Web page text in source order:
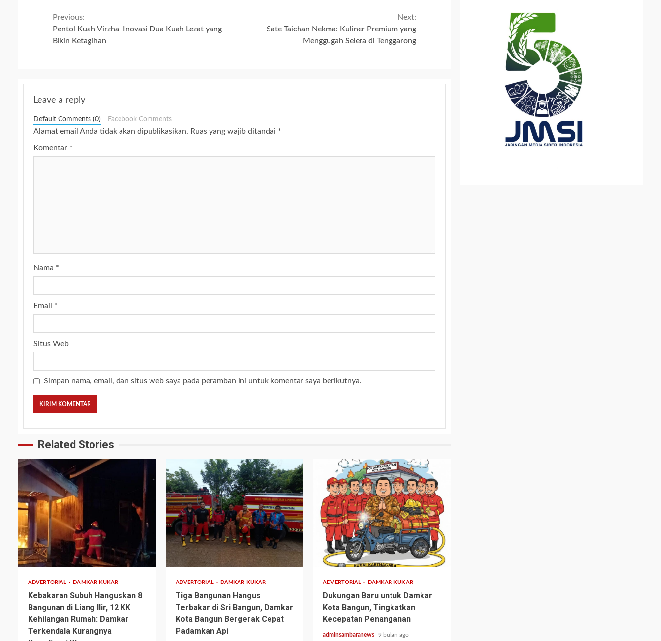
Continue
Reading
Previous:
Pentol Kuah Virzha: Inovasi Dua Kuah Lezat yang
Bikin Ketagihan
Next:
Sate Taichan Nekma: Kuliner Premium yang
Menggugah Selera di Tenggarong
Leave a reply
Default Comments (0) Facebook Comments
Alamat email Anda tidak akan dipublikasikan. Ruas yang wajib ditandai *
Komentar *
Nama *
Email *
Situs Web
Simpan nama, email, dan situs web saya pada peramban ini untuk komentar saya berikutnya.
Related Stories
2 min read
ADVERTORIAL DAMKAR KUKAR
Kebakaran Subuh Hanguskan 8
Bangunan di Liang Ilir, 12 KK
Kehilangan Rumah: Damkar
Terkendala Kurangnya
1 min read
ADVERTORIAL DAMKAR KUKAR
Tiga Bangunan Hangus
Terbakar di Sri Bangun, Damkar
Kota Bangun Bergerak Cepat
Padamkan Api
1 min read
ADVERTORIAL DAMKAR KUKAR
Dukungan Baru untuk Damkar
Kota Bangun, Tingkatkan
Kecepatan Penanganan
adminsambaranews 9 bulan ago